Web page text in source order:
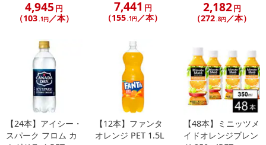
4,945 円
（103.1円／本）
7,441 円
（155.1円 ／本）
2,182円
（272.8円 ／本）
【24本】アイシー・
スパーク フロム カ
【12本】ファンタ
オレンジ PET 1.5L
【48本】ミニッツメ
イドオレンジブレン